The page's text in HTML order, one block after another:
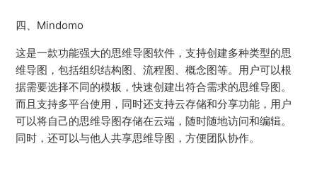
四、Mindomo
这是一款功能强大的思维导图软件，支持创建多种类型的思
维导图，包括组织结构图、流程图、概念图等。用户可以根
据需要选择不同的模板，快速创建出符合需求的思维导图。
而且支持多平台使用，同时还支持云存储和分享功能，用户
可以将自己的思维导图存储在云端，随时随地访问和编辑。
同时，还可以与他人共享思维导图，方便团队协作。